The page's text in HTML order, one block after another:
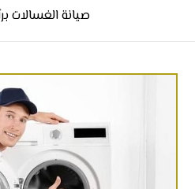
صيانة الغسالات